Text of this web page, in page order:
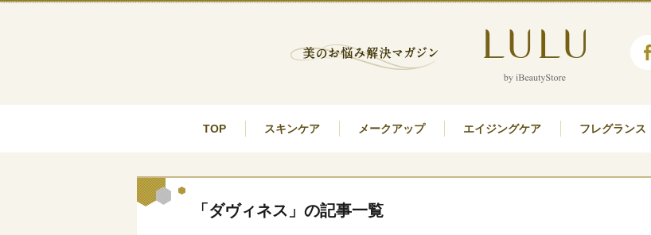
TOP スキンケア メークアップ エイジングケア フレグランス
「ダヴィネス」の記事一覧